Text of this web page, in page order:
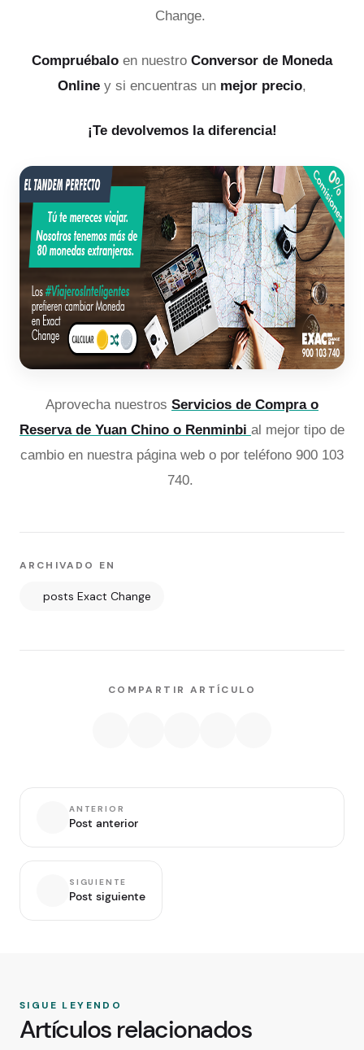
Change.
Compruébalo en nuestro Conversor de Moneda
Online y si encuentras un mejor precio,
¡Te devolvemos la diferencia!
Aprovecha nuestros Servicios de Compra o
Reserva de Yuan Chino o Renminbi al mejor tipo de
cambio en nuestra página web o por teléfono 900 103
740.
ARCHIVADO EN
posts Exact Change
COMPARTIR ARTÍCULO
ANTERIOR
Post anterior
SIGUIENTE
Post siguiente
SIGUE LEYENDO
Artículos relacionados